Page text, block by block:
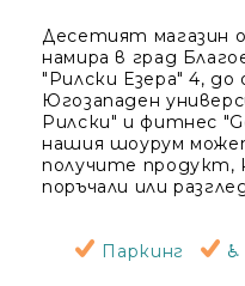
Десетият магазин
намира в град
"Рилски Езера" 4,
Югозападен
Рилски" и фитнес
нашия шоурум
получите продукт,
поръчали или
Паркинг